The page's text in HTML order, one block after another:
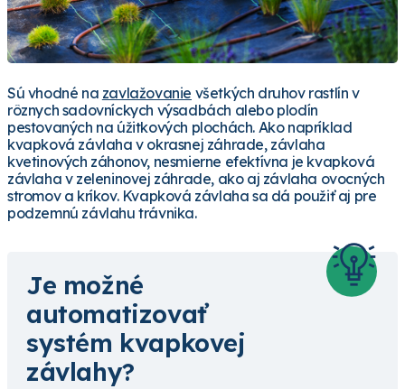
Sú vhodné na zavlažovanie všetkých druhov rastlín v
rôznych sadovníckych výsadbách alebo plodín
pestovaných na úžitkových plochách. Ako napríklad
kvapková závlaha v okrasnej záhrade, závlaha
kvetinových záhonov, nesmierne efektívna je kvapková
závlaha v zeleninovej záhrade, ako aj závlaha ovocných
stromov a kríkov. Kvapková závlaha sa dá použiť aj pre
podzemnú závlahu trávnika.
Je možné
automatizovať
systém kvapkovej
závlahy?